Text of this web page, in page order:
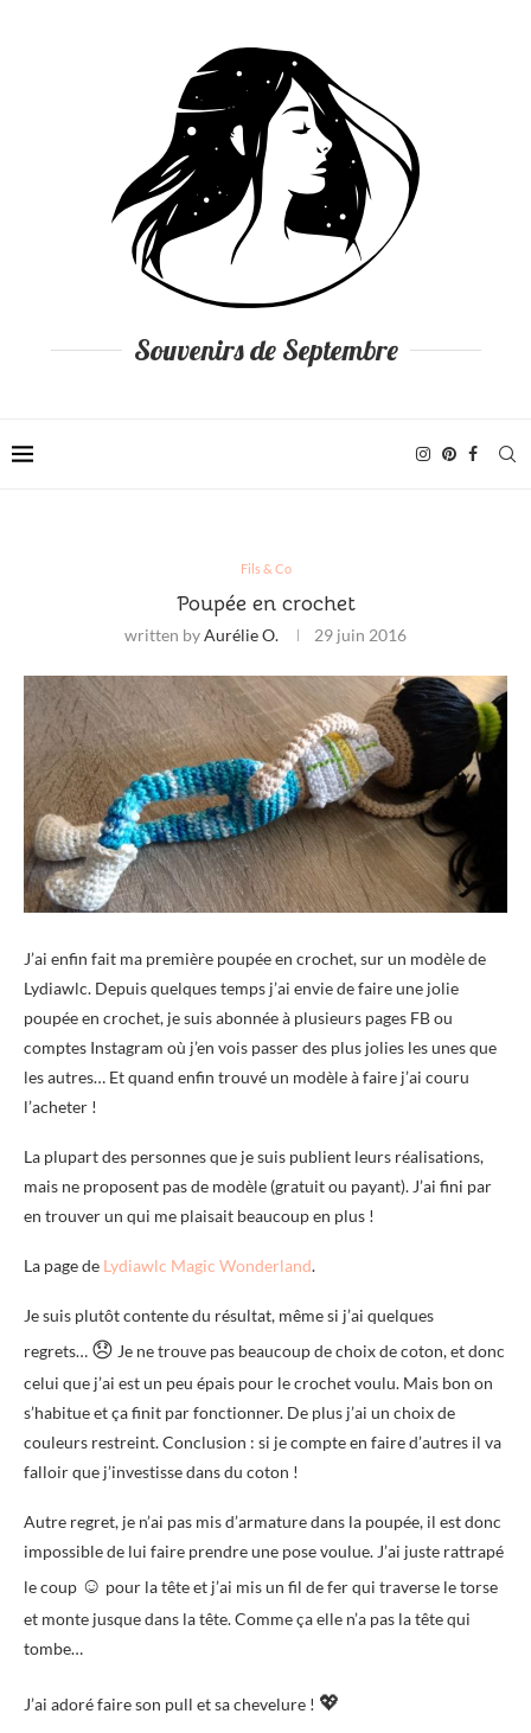
Souvenirs de Septembre
Fils & Co
Poupée en crochet
written byAurélie O. 29 juin 2016
J’ai enfin fait ma première poupée en crochet, sur un modèle de
Lydiawlc. Depuis quelques temps j’ai envie de faire une jolie
poupée en crochet, je suis abonnée à plusieurs pages FB ou
comptes Instagram où j’en vois passer des plus jolies les unes que
les autres… Et quand enfin trouvé un modèle à faire j’ai couru
l’acheter !
La plupart des personnes que je suis publient leurs réalisations,
mais ne proposent pas de modèle (gratuit ou payant). J’ai fini par
en trouver un qui me plaisait beaucoup en plus !
La page de Lydiawlc Magic Wonderland.
Je suis plutôt contente du résultat, même si j’ai quelques
regrets… 😞 Je ne trouve pas beaucoup de choix de coton, et donc
celui que j’ai est un peu épais pour le crochet voulu. Mais bon on
s’habitue et ça finit par fonctionner. De plus j’ai un choix de
couleurs restreint. Conclusion : si je compte en faire d’autres il va
falloir que j’investisse dans du coton !
Autre regret, je n’ai pas mis d’armature dans la poupée, il est donc
impossible de lui faire prendre une pose voulue. J’ai juste rattrapé
le coup ☺ pour la tête et j’ai mis un fil de fer qui traverse le torse
et monte jusque dans la tête. Comme ça elle n’a pas la tête qui
tombe…
J’ai adoré faire son pull et sa chevelure ! 💖